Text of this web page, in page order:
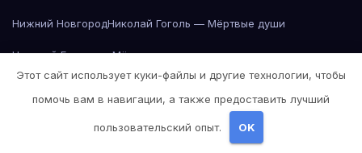
Нижний НовгородНиколай Гоголь — Мёртвые души
Николай Гоголь — Мёртвые души
Этот сайт использует куки-файлы и другие технологии, чтобы
помочь вам в навигации, а также предоставить лучший
пользовательский опыт. OK